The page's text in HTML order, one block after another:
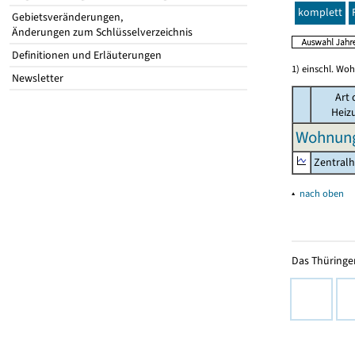
Gebietsveränderungen,
Änderungen zum Schlüsselverzeichnis
Definitionen und Erläuterungen
Newsletter
komplett
1) einschl.
Art
▴ nach oben
Das